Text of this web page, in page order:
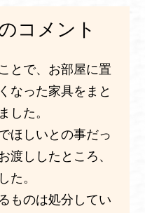
コメント
とで、お部屋に置
なった家具をまと
した。
ほしいとの事だっ
渡ししたところ、
た。
ものは処分してい